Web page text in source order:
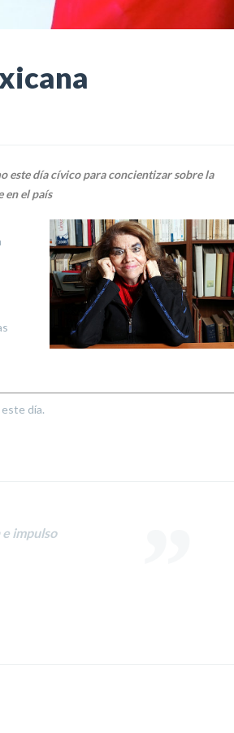
este día cívico para concientizar sobre la
en el país
día.
impulso